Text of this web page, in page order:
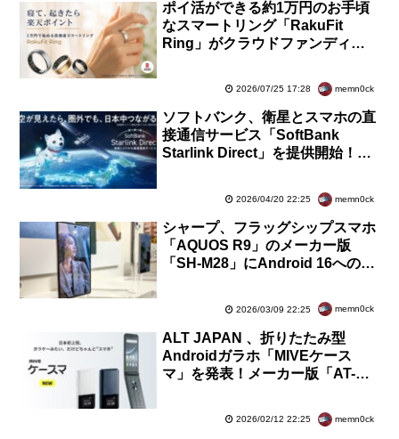
ポイ活ができる約1万円のお手頃
なスマートリング「RakuFit
Ring」がクラウドファンディン
2026/07/25 17:28 memn0ck
ソフトバンク、衛星とスマホの直
接通信サービス「SoftBank
Starlink Direct」を提供開始！
2026/04/20 22:25 memn0ck
シャープ、フラッグシップスマホ
「AQUOS R9」のメーカー版
「SH-M28」にAndroid 16への
2026/03/09 22:25 memn0ck
ALT JAPAN 、折りたたみ型
Androidガラホ「MIVEケース
マ」を発表！メーカー版「AT-
2026/02/12 22:25 memn0ck